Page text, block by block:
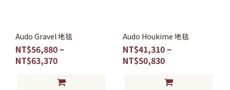
Audo Gravel 地毯
NT$56,880 ~
NT$63,370
Audo Houkime 地毯
NT$41,310 ~
NT$50,830